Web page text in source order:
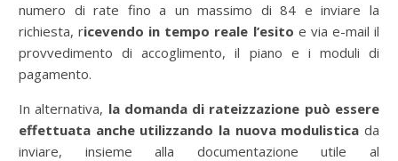
numero di rate fino a un massimo di 84 e inviare la
richiesta, ricevendo in tempo reale l’esito e via e-mail il
provvedimento di accoglimento, il piano e i moduli di
pagamento.
In alternativa, la domanda di rateizzazione può essere
effettuata anche utilizzando la nuova modulistica da
inviare, insieme alla documentazione utile al